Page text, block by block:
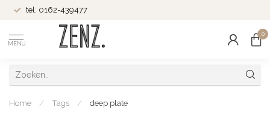
tel. 0162-439477
MENU
0
Home / Tags / deep plate